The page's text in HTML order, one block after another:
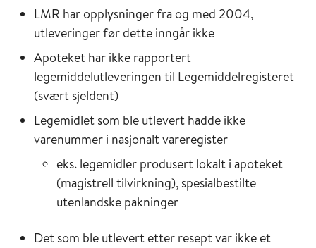
LMR har opplysninger fra og med 2004,
utleveringer før dette inngår ikke
Apoteket har ikke rapportert
legemiddelutleveringen til Legemiddelregisteret
(svært sjeldent)
Legemidlet som ble utlevert hadde ikke
varenummer i nasjonalt vareregister
eks. legemidler produsert lokalt i apoteket
(magistrell tilvirkning), spesialbestilte
utenlandske pakninger
Det som ble utlevert etter resept var ikke et